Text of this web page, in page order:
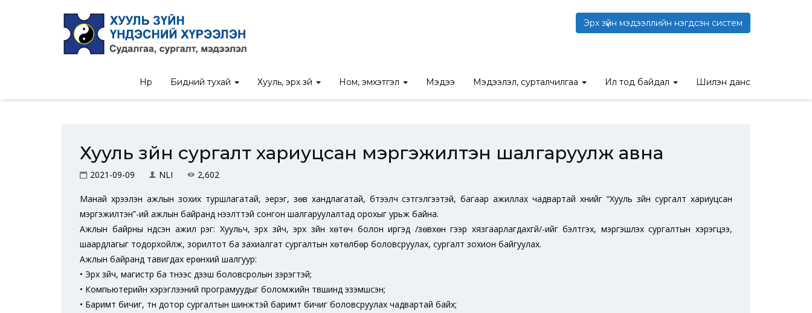
Эрх зүйн мэдээллийн нэгдсэн систем
Нүүр Бидний тухай Хууль, эрх зүй Ном, эмхэтгэл Мэдээ Мэдээлэл, сурталчилгаа Ил тод байдал Шилэн данс
Нүүр / Ил тод байдал / Хүний нөөц / Хууль зүйн сургалт хариуцсан мэргэжилтэн шалгаруулж авна
Хууль зүйн сургалт хариуцсан мэргэжилтэн шалгаруулж авна
2021-09-09 NLI 2,602
Манай хүрээлэн ажлын зохих туршлагатай, эерэг, зөв хандлагатай, бүтээлч сэтгэлгээтэй, багаар ажиллах чадвартай хүнийг “Хууль зүйн сургалт хариуцсан
мэргэжилтэн”-ий ажлын байранд нээлттэй сонгон шалгаруулалтад орохыг урьж байна.
Ажлын байрны үндсэн ажил үүрэг: Хуульч, эрх зүйч, эрх зүйн хөтөч болон иргэд /зөвхөн үүгээр хязгаарлагдахгүй/-ийг бэлтгэх, мэргэшүүлэх сургалтын хэрэгцээ,
шаардлагыг тодорхойлж, зорилтот ба захиалгат сургалтын хөтөлбөр боловсруулах, сургалт зохион байгуулах.
Ажлын байранд тавигдах ерөнхий шалгуур:
• Эрх зүйч, магистр ба түүнээс дээш боловсролын зэрэгтэй;
• Компьютерийн хэрэглээний програмуудыг боломжийн түвшинд эзэмшсэн;
• Баримт бичиг, түүн дотор сургалтын шинжтэй баримт бичиг боловсруулах чадвартай байх;